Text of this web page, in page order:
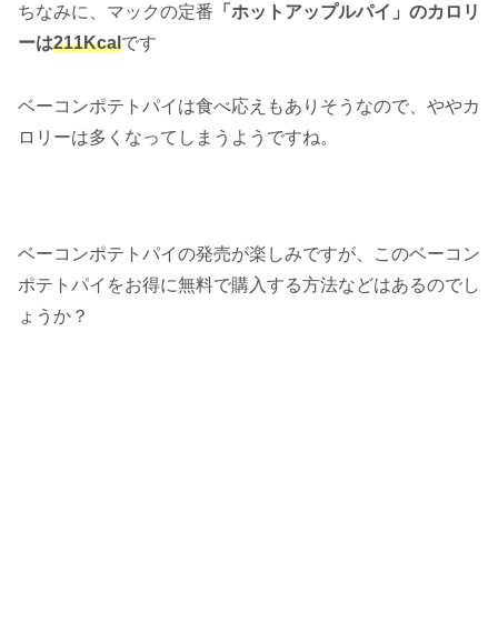
ちなみに、マックの定番 「ホットアップルパイ」のカロリ
ーは211Kcalです
ベーコンポテトパイは食べ応えもありそうなので、ややカ
ロリーは多くなってしまうようですね。
ベーコンポテトパイの発売が楽しみですが、このベーコン
ポテトパイをお得に無料で購入する方法などはあるのでし
ょうか？